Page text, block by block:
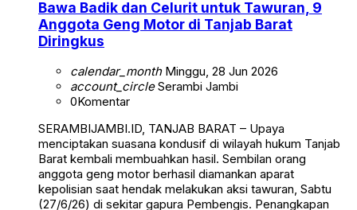
Anggota Geng Motor di Tanjab Barat
Diringkus
account_circleSerambi Jambi
0Komentar
menciptakan suasana kondusif di wilayah hukum Tanjab
Barat kembali membuahkan hasil. Sembilan orang
anggota geng motor berhasil diamankan aparat
kepolisian saat hendak melakukan aksi tawuran, Sabtu
(27/6/26) di sekitar gapura Pembengis. Penangkapan
yang berlangsung sigap ini merupakan tindak lanjut dari